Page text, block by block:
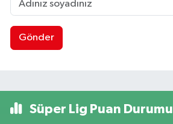
Gönder
Süper Lig Puan Durumu